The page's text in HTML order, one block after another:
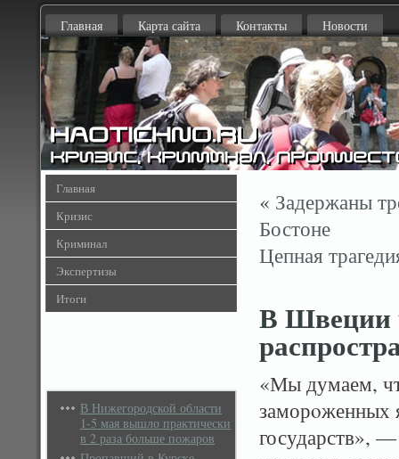
Главная Карта сайта Контакты Новости
Главная
Кризис
Криминал
Экспертизы
Итоги
В Нижегородской области
1-5 мая вышло практически
в 2 раза больше пожаров
« Задержаны
Бостоне
Цепная
В Швеции
«Мы думаем,
заморοженных
государств», —